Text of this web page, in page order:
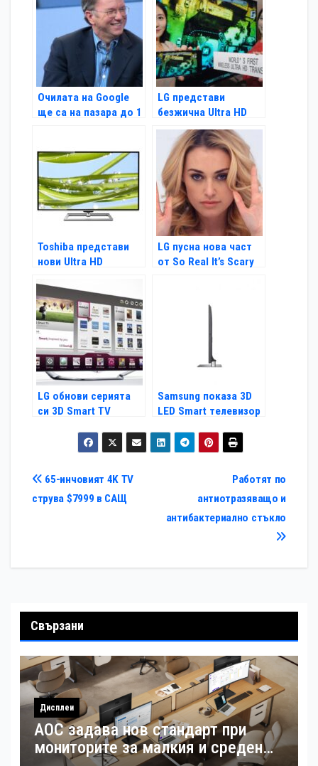
Очилата на Google
ще са на пазара до 1
LG представи
безжична Ultra HD
технология
Toshiba представи
нови Ultra HD
LG пусна нова част
от So Real It’s Scary
LG обнови серията
си 3D Smart TV
Samsung показа 3D
LED Smart телевизор
Навигация
Работят по
антиотразяващо и
антибактериално стъкло
65-инчовият 4K TV
струва $7999 в САЩ
Свързани
Дисплеи
AOC задава нов стандарт при
мониторите за малкия и среден